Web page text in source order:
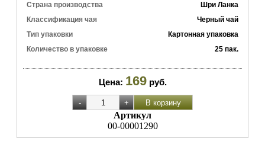
Страна производства
Шри Ланка
Классификация чая
Черный чай
Тип упаковки
Картонная упаковка
Количество в упаковке
25 пак.
Цена: 169 руб.
Артикул
00-00001290